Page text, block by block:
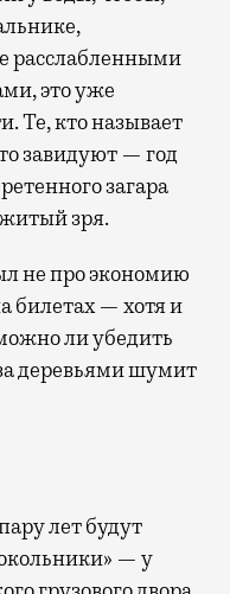
расслабленными
это уже
Те, кто называет
завидуют — год
загара
зря.
не про экономию
билетах — хотя и
ли убедить
деревьями шумит
лет будут
— у